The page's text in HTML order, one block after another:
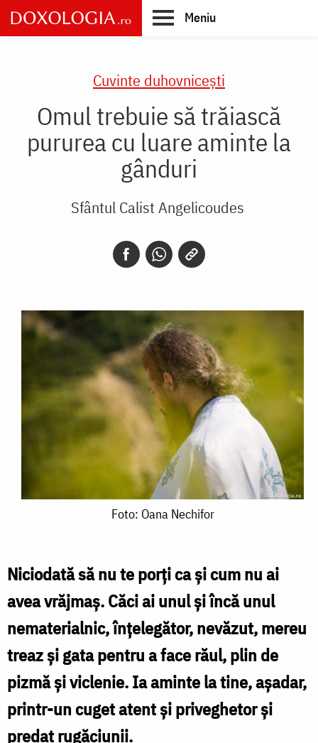
Skip
to
main
Meniu
Cuvinte duhovnicești
Omul trebuie să trăiască
pururea cu luare aminte la
gânduri
Sfântul Calist Angelicoudes
Foto: Oana Nechifor
Niciodată să nu te porți ca și cum nu ai
avea vrăjmaș. Căci ai unul și încă unul
nematerialnic, înțelegător, nevăzut, mereu
treaz și gata pentru a face răul, plin de
pizmă și viclenie. Ia aminte la tine, așadar,
printr-un cuget atent și priveghetor și
predat rugăciunii.